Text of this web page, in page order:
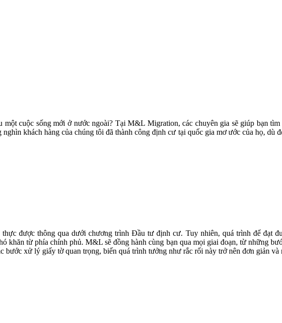
một cuộc sống mới ở nước ngoài? Tại M&L Migration, các chuyên gia sẽ giúp bạn
khách hàng của chúng tôi đã thành công định cư tại quốc gia mơ ước của họ, dù
được thông qua dưới chương trình Đầu tư định cư. Tuy nhiên, quá trình để đạt
khăn từ phía chính phủ. M&L sẽ đồng hành cùng bạn qua mọi giai đoạn, từ những
bước xử lý giấy tờ quan trọng, biến quá trình tưởng như rắc rối này trở nên đơn giản và